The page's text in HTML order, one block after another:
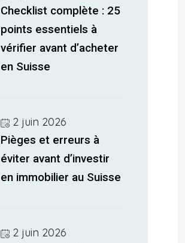
Checklist complète : 25
points essentiels à
vérifier avant d’acheter
en Suisse
2 juin 2026
Pièges et erreurs à
éviter avant d’investir
en immobilier au Suisse
2 juin 2026